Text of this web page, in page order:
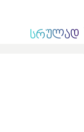
ᲡᲠᲣᲚᲐᲓ